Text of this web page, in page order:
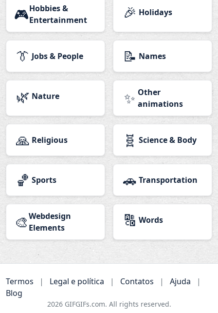
🎮Hobbies &
Entertainment
🎉 Holidays
👔 Jobs & People 📝 Names
🌿 Nature ✨ Other
animations
🙏 Religious 🧬 Science & Body
🏀 Sports 🚗 Transportation
🎨 Webdesign
Elements
🔠 Words
Termos | Legal e política | Contatos | Ajuda
|
Blog
2026GIFGIFs.com. All rights reserved.